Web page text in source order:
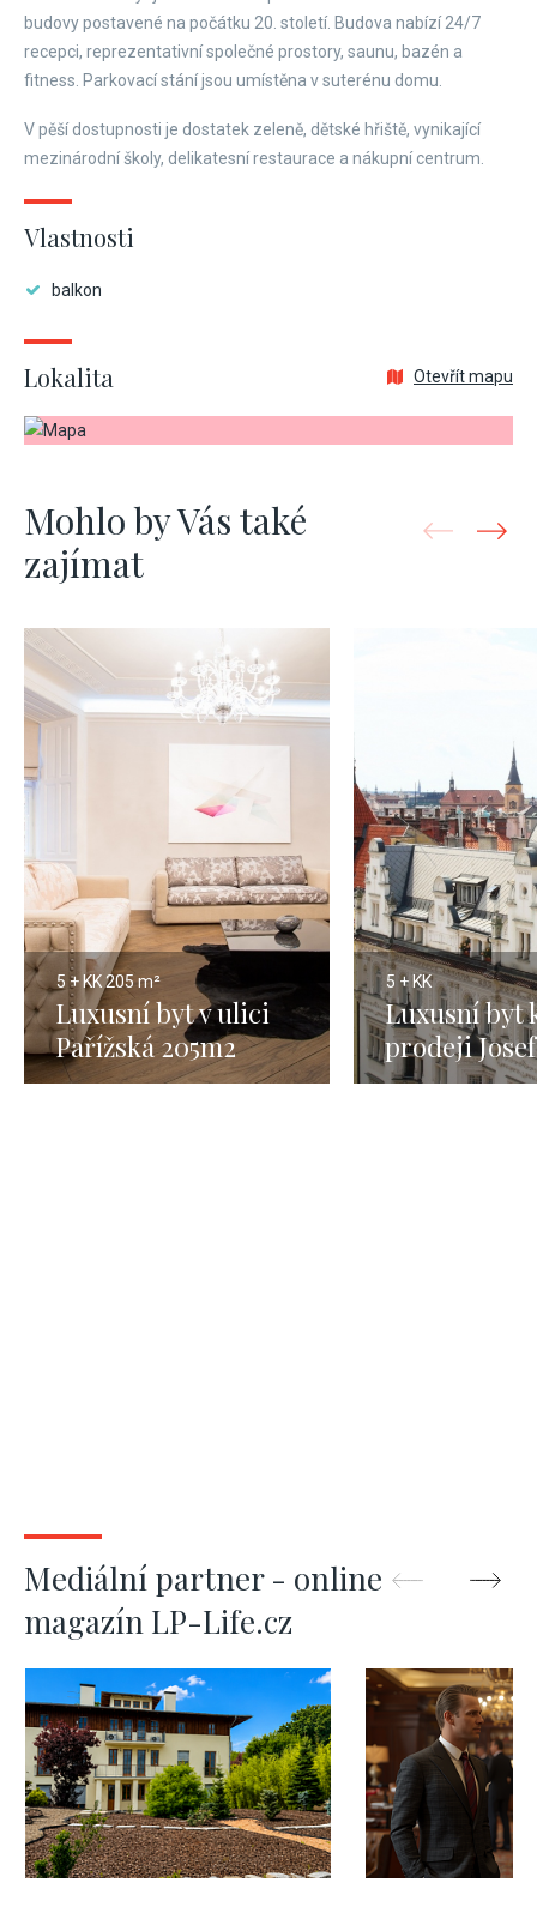
budovy postavené na počátku 20. století. Budova nabízí 24/7
recepci, reprezentativní společné prostory, saunu, bazén a
fitness. Parkovací stání jsou umístěna v suterénu domu.
V pěší dostupnosti je dostatek zeleně, dětské hřiště, vynikající
mezinárodní školy, delikatesní restaurace a nákupní centrum.
Vlastnosti
balkon
Lokalita Otevřít mapu
Mohlo by Vás také
zajímat
5 + KK205 m²
Luxusní byt v ulici
Pařížská 205m2
5 + KK
Luxusní byt
prodeji
Praha 1
Mediální partner - online
magazín LP-Life.cz